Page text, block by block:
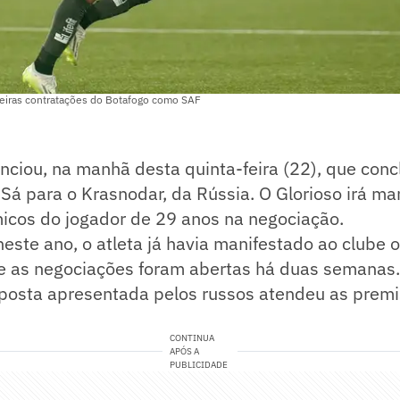
contratações do Botafogo como SAF
na manhã desta quinta-feira (22), que
para o Krasnodar, da Rússia. O Glorioso irá
do jogador de 29 anos na negociação.
ano, o atleta já havia manifestado ao clube
as negociações foram abertas há duas
apresentada pelos russos atendeu as
CONTINUA
APÓS A
PUBLICIDADE